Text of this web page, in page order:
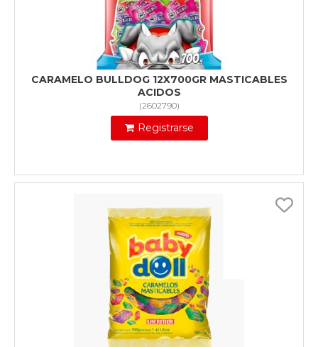
CARAMELO BULLDOG 12X700GR MASTICABLES
ACIDOS
(2602790)
Registrarse